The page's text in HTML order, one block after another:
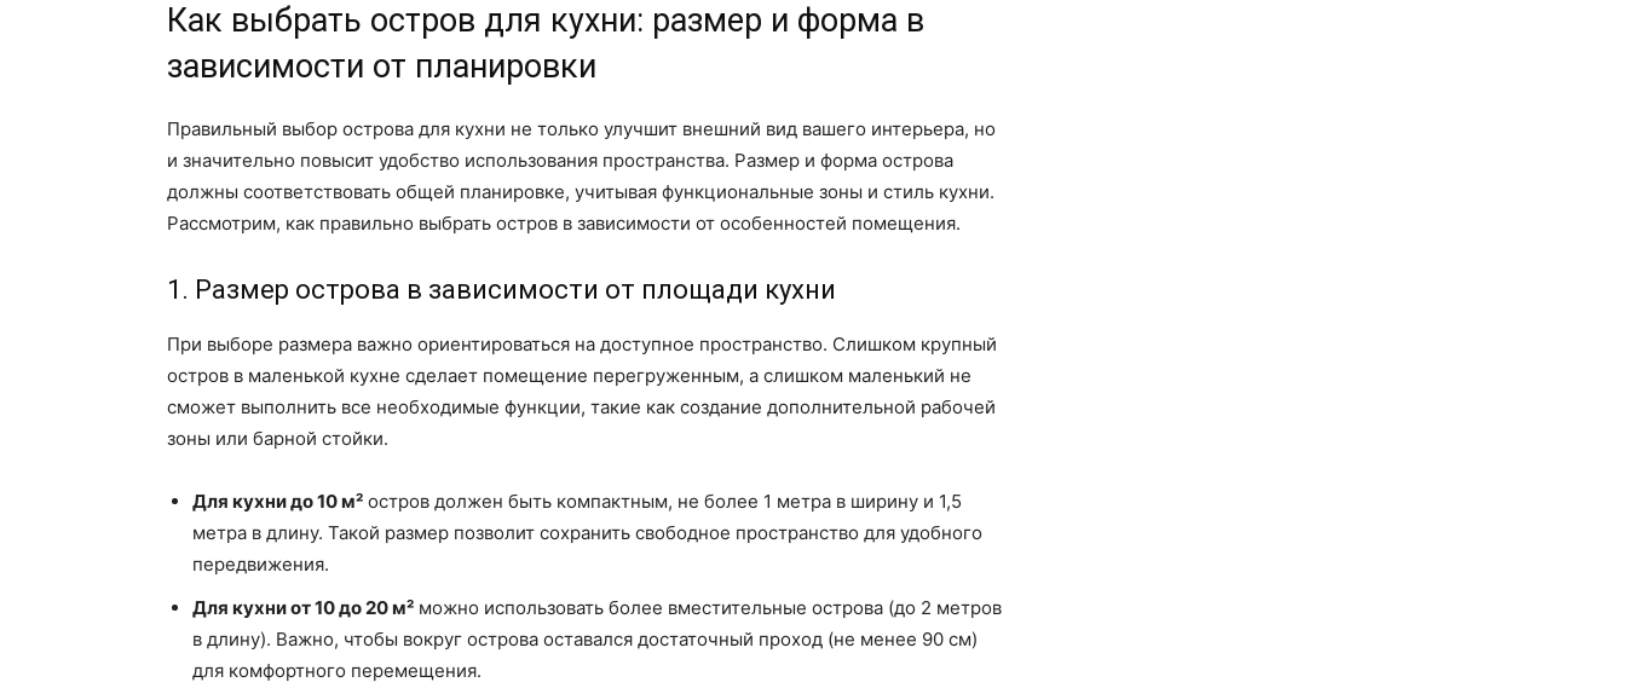
Как выбрать остров для кухни: размер и форма в
зависимости от планировки
Правильный выбор острова для кухни не только улучшит внешний вид вашего интерьера, но
и значительно повысит удобство использования пространства. Размер и форма острова
должны соответствовать общей планировке, учитывая функциональные зоны и стиль кухни.
Рассмотрим, как правильно выбрать остров в зависимости от особенностей помещения.
1. Размер острова в зависимости от площади кухни
При выборе размера важно ориентироваться на доступное пространство. Слишком крупный
остров в маленькой кухне сделает помещение перегруженным, а слишком маленький не
сможет выполнить все необходимые функции, такие как создание дополнительной рабочей
зоны или барной стойки.
Для кухни до 10 м² остров должен быть компактным, не более 1 метра в ширину и 1,5
метра в длину. Такой размер позволит сохранить свободное пространство для удобного
передвижения.
Для кухни от 10 до 20 м² можно использовать более вместительные острова (до 2 метров
в длину). Важно, чтобы вокруг острова оставался достаточный проход (не менее 90 см)
для комфортного перемещения.